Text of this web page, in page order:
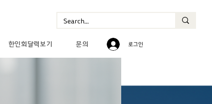
한인회달력보기 문의 로그인